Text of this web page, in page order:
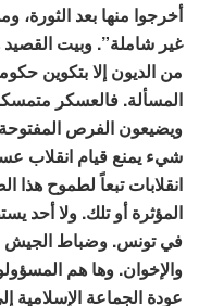
أخرجوا منها بعد
غير شاملة”. وبيت القصيد
من الديون إلا بتكوين
المسألة. فالعسكر
ويضيعون الفرص المفتوحة
شيء يمنع قيام انقلاب
انقلابات تبعاً لطموح هذا
المؤثرة أو تلك. ولا أحد
في تونس. وضباط الجيش
والإخوان. وها هم
عودة الجماعة